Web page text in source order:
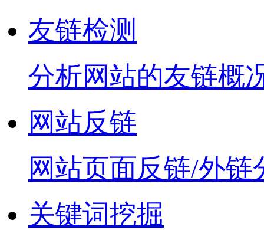
友链检测
分析网站的友链概
网站反链
网站页面反链/外链
关键词挖掘